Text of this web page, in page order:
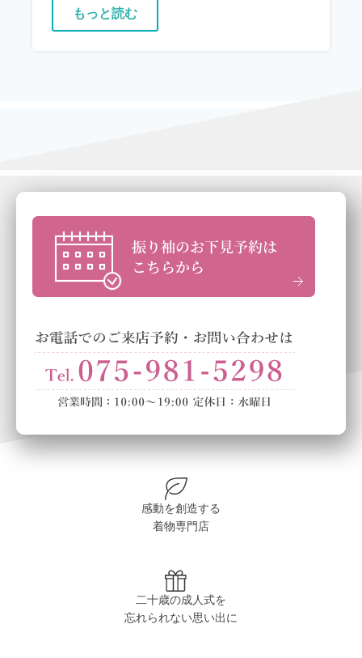
もっと読む
感動を創造する
着物専門店
二十歳の成人式を
忘れられない思い出に